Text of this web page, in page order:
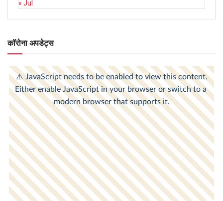
« Jul
कॉरोना अपडेट्स